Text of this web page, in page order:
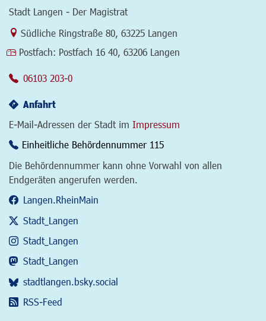
Stadt Langen - Der Magistrat
Link zur Google-Maps Navigation
Südliche Ringstraße 80 63225 Langen
Postfach: Postfach 16 40, 63206 Langen
06103 203-0
Anfahrt
E-Mail-Adressen der Stadt im Impressum
Einheitliche Behördennummer 115
Die Behördennummer kann ohne Vorwahl von allen
Endgeräten angerufen werden.
Langen.RheinMain
Stadt_Langen
Stadt_Langen
Stadt_Langen
stadtlangen.bsky.social
RSS-Feed